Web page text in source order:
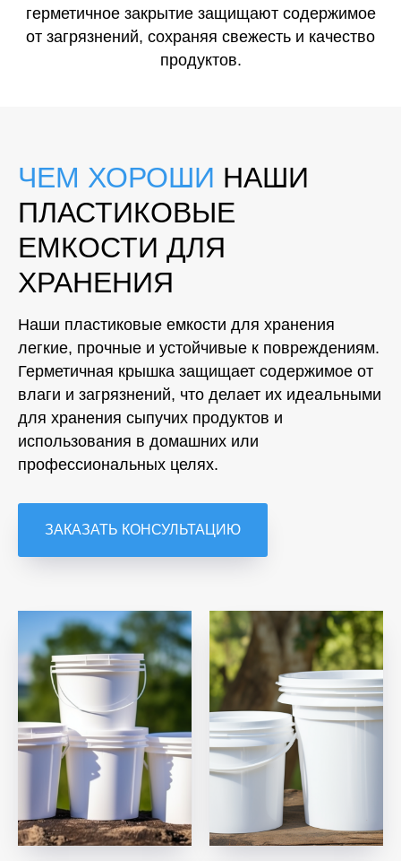
герметичное закрытие защищают содержимое
от загрязнений, сохраняя свежесть и качество
продуктов.
ЧЕМ ХОРОШИ НАШИ
ПЛАСТИКОВЫЕ
ЕМКОСТИ ДЛЯ
ХРАНЕНИЯ
Наши пластиковые емкости для хранения
легкие, прочные и устойчивые к повреждениям.
Герметичная крышка защищает содержимое от
влаги и загрязнений, что делает их идеальными
для хранения сыпучих продуктов и
использования в домашних или
профессиональных целях.
ЗАКАЗАТЬ КОНСУЛЬТАЦИЮ